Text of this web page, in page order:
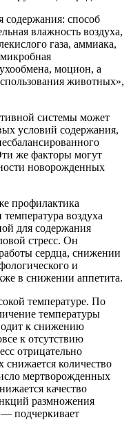
содержания: способ
влажность воздуха,
газа, аммиака,
моцион, а
животных»,
системы может
условий содержания,
же факторы могут
новорожденных
профилактика
воздуха
для содержания
стресс. Он
сердца, снижении
и
в снижении аппетита.
температуре. По
температуры
к снижению
к отсутствию
отрицательно
снижается количество
мертворожденных
качество
размножения
— подчеркивает